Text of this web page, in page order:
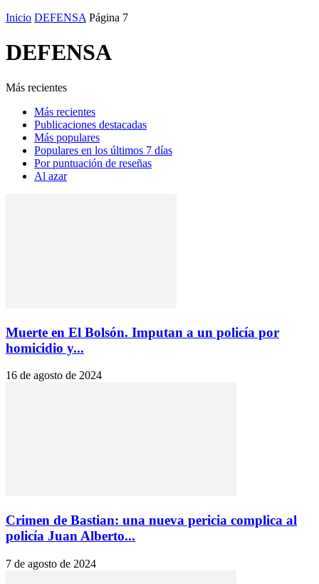
Inicio DEFENSA Página 7
DEFENSA
Más recientes
Más recientes
Publicaciones destacadas
Más populares
Populares en los últimos 7 días
Por puntuación de reseñas
Al azar
Muerte en El Bolsón. Imputan a un policía por
homicidio y...
16 de agosto de 2024
Crimen de Bastian: una nueva pericia complica al
policía Juan Alberto...
7 de agosto de 2024